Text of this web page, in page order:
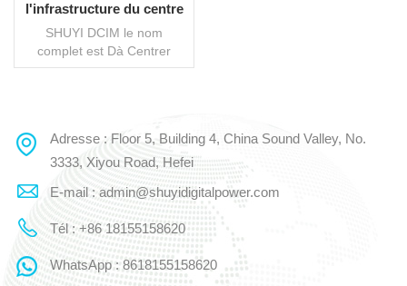
l'infrastructure du centre
de données)
SHUYI DCIM le nom
complet est Dà Centrer
Iinfrastructure Mgestion. Il
de la capacité, de
l'exploitation et de la
maintenance, de la
consommation d'énergie et
de l'environnement
dynamique. Il est la
convergence des fonctions
informatiques et des
LIRE LA SUITE
Adresse : Floor 5, Building 4, China Sound Valley, No.
3333, Xiyou Road, Hefei
E-mail : admin@shuyidigitalpower.com
Tél : +86 18155158620
WhatsApp : 8618155158620